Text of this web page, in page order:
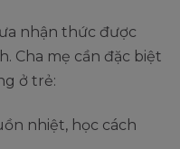
nhận thức được
Cha mẹ cần đặc biệt
ở trẻ:
nhiệt, học cách